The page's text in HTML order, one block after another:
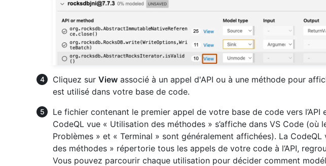
Cliquez sur View associé à un appel d'API ou à une méthode pour
est utilisé dans votre base de code.
Le fichier contenant le premier appel de votre base de code vers l’API
CodeQL vue « Utilisation des méthodes » s’affiche dans VS Code (où
Problèmes » et « Terminal » sont généralement affichées). La
des méthodes » répertorie tous les appels de votre code à l’API,
Vous pouvez parcourir chaque utilisation pour décider comment